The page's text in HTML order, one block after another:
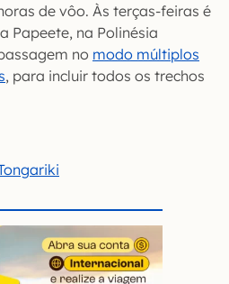
de vôo. Às terças-feiras é
Papeete, na Polinésia
no modo múltiplos
, para incluir todos os trechos